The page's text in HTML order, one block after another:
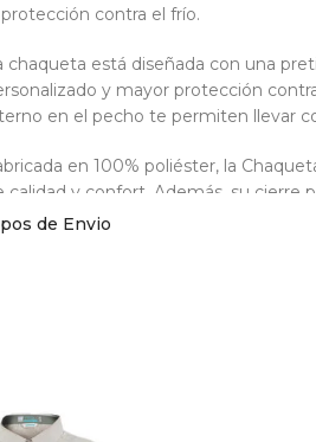
protección contra el frío.
chaqueta está diseñada con una
y mayor protección
en el pecho te permiten llevar
en 100% poliéster, la
calidad y confort. Además, su cierre
de Envio